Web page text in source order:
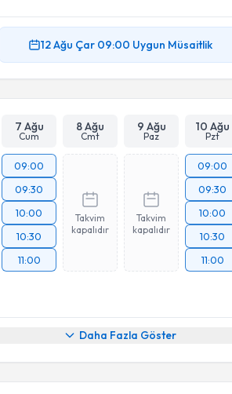
12 Ağu Çar 09:00 Uygun Müsaitlik
7 Ağu
Cum
8 Ağu
Cmt
9 Ağu
Paz
10 Ağu
Pzt
09:00
09:30
10:00
10:30
11:00
Takvim
kapalıdır
Takvim
kapalıdır
09:00
09:30
10:00
10:30
11:00
Daha Fazla Göster